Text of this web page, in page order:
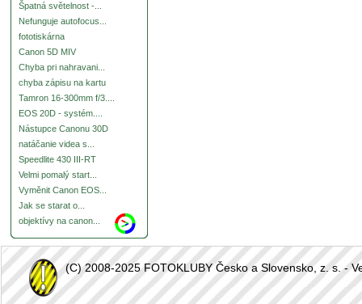
Špatná světelnost -...
Nefunguje autofocus...
fototiskárna
Canon 5D MIV
Chyba pri nahravani...
chyba zápisu na kartu
Tamron 16-300mm f/3....
EOS 20D - systém....
Nástupce Canonu 30D
natáčanie videa s...
Speedlite 430 III-RT
Velmi pomalý start...
Vyměnit Canon EOS...
Jak se starat o...
objektívy na canon...
(C) 2008-2025 FOTOKLUBY Česko a Slovensko, z. s. -